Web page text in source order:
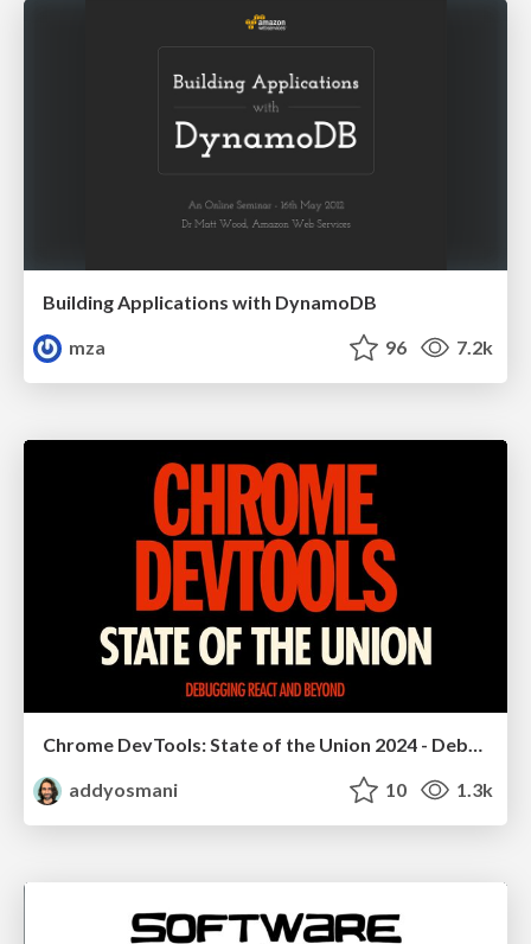
Building Applications with DynamoDB
mza
96 7.2k
addyosmani
10 1.3k